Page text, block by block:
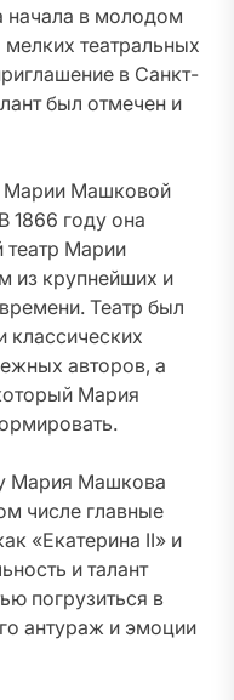
начала в молодом
мелких театральных
в Санкт-
был отмечен и
Марии Машковой
1866 году она
театр Марии
из крупнейших и
Театр был
классических
авторов, а
Мария
Мария Машкова
числе главные
«Екатерина II» и
и талант
погрузиться в
антураж и эмоции